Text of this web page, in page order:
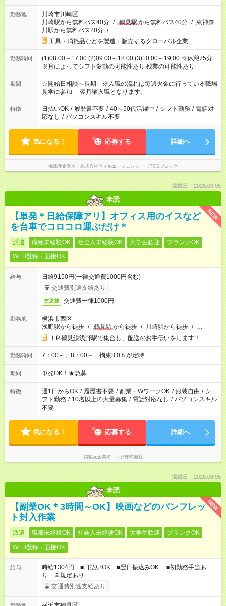
勤務地
川崎市川崎区
川崎駅から無料バス40分 / 鶴見駅から無料バス40分 / 東神奈
川駅から無料バス20分 / …
工具・消耗品などを製造・販売するグローバル企業
勤務時間
(1)08:00～17:00 (2)09:00～18:00 (3)10:00～19:00 ☆休憩75分
※月によってシフト変動の可能性あり 残業の可能性あり
期間
☆開始日相談～長期 ※入職の流れは毎週火金に行っている職場
見学に参加 →翌月曜入職となります。
特徴 日払いOK / 履歴書不要 / 40～50代活躍中 / シフト勤務 / 電話対
応なし / パソコンスキル不要
気になる！ 応募する 詳細へ
掲載元企業名 株式会社ウィルエージェンシー ITCSブロック
掲載日：2026.08.05
未読
NEW
【単発＊日給保障アリ】オフィス用のイスなど
を台車でコロコロ運ぶだけ＊
派遣 職種未経験OK 社会人未経験OK 大学生歓迎
ブランクOK
WEB登録・面接OK
給与
日給9150円(一律交通費1000円含む)
交通費別途支給あり
交通費 交通費一律1000円
勤務地
横浜市西区
浅野駅から徒歩 / 鶴見駅から徒歩 / 川崎駅から徒歩 / …
ＪＲ鶴見線浅野駅で集合し、配送のお手伝いをします！
勤務時間 7：00～、8：00～ 拘束8.0ｈが定時
期間 単発OK！★急募
特徴 週1日からOK / 履歴書不要 / 副業・WワークOK / 服装自由 / シ
フト勤務 / 10名以上の大量募集 / 電話対応なし / パソコンスキル
不要
気になる！ 応募する 詳細へ
掲載元企業名 リグ株式会社
掲載日：2026.08.05
未読
NEW
【副業OK＊3時間～OK】映画などのパンフレッ
ト封入作業
派遣 職種未経験OK 社会人未経験OK 大学生歓迎
ブランクOK
WEB登録・面接OK
給与
時給1304円 ■日払いOK ■翌日振込みOK ■初勤務手当あ
り ※規定あり
交通費別途支給あり